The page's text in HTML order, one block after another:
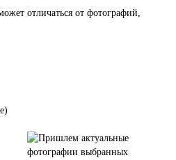
отличаться от фотографий,